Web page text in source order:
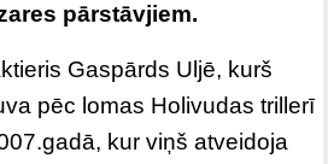
pārstāvjiem.
Gaspārds Uljē, kurš
pēc lomas Holivudas trillerī
kur viņš atveidoja